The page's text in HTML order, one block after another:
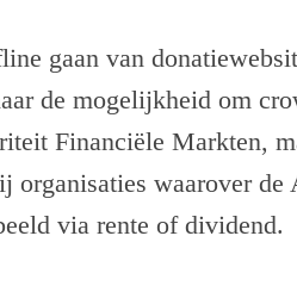
gaan van
de mogelijkheid om
Financiële Markten,
waarover de
via rente of dividend.